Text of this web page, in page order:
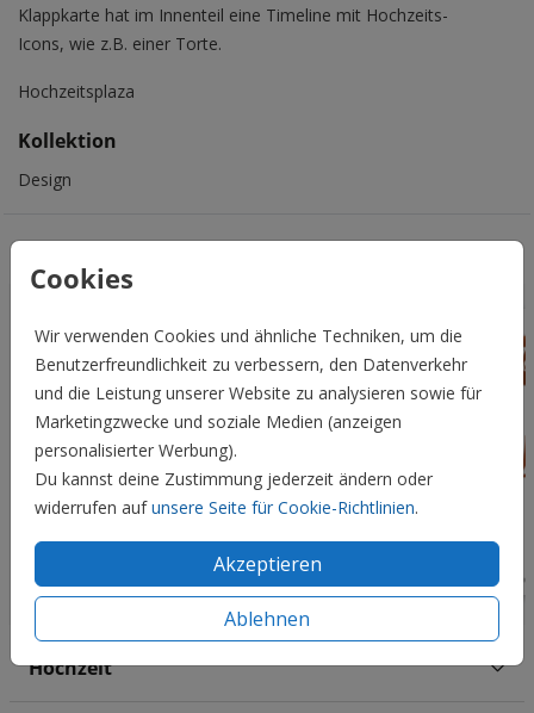
Cookies
Wir verwenden Cookies und ähnliche Techniken, um die
Benutzerfreundlichkeit zu verbessern, den Datenverkehr
und die Leistung unserer Website zu analysieren sowie für
Marketingzwecke und soziale Medien (anzeigen
personalisierter Werbung).
Du kannst deine Zustimmung jederzeit ändern oder
widerrufen aufunsere Seite für Cookie-Richtlinien.
Akzeptieren
Ablehnen
Klappkarte hat im Innenteil eine Timeline mit Hochzeits-
Icons, wie z.B. einer Torte.
Hochzeitsplaza
Kollektion
Design
Hochzeit